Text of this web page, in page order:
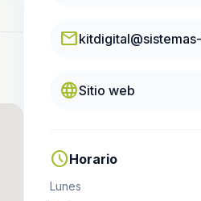
email
languageSitio web
scheduleHorario
Lunes